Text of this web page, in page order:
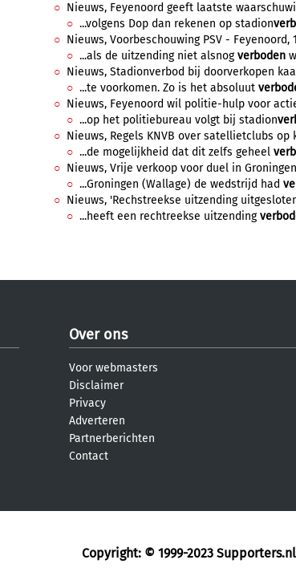
Nieuws, Feyenoord geeft laatste
...volgens Dop dan rekenen op stadion
Nieuws, Voorbeschouwing PSV - Feyenoord,
...als de uitzending niet alsnogverboden
Nieuws, Stadionverbod bij doorverkopen
...te voorkomen. Zo is het absoluut
Nieuws, Feyenoord wil politie-hulp voor
...op het politiebureau volgt bij stadion
Nieuws, Regels KNVB over satellietclubs op
...de mogelijkheid dat dit zelfs geheel
Nieuws, Vrije verkoop voor duel in
...Groningen (Wallage) de wedstrijd had
Nieuws, 'Rechstreekse uitzending
...heeft een rechtreekse uitzending
Over ons
Voor webmasters
Disclaimer
Privacy
Adverteren
Partnerberichten
Contact
Copyright: © 1999-2023 Supporters.nl